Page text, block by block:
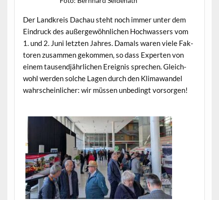
Der Land­kreis Dachau ste­ht noch immer unter dem
Ein­druck des außergewöhn­lichen Hochwassers vom
1. und 2. Juni let­zten Jahres. Damals waren viele Fak­
toren zusam­men gekom­men, so dass Experten von
einem tausend­jährlichen Ereig­nis sprechen. Gle­ich­
wohl wer­den solche Lagen durch den Kli­mawan­del
wahrschein­lich­er: wir müssen unbe­d­ingt vorsorgen!